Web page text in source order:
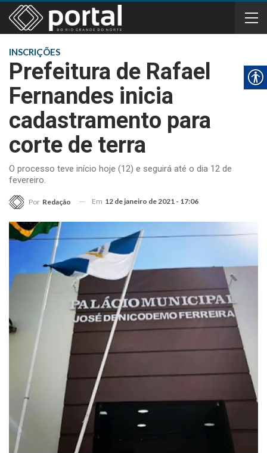
INSCRIÇÕES
Prefeitura de Rafael
Fernandes inicia
cadastramento para
corte de terra
O processo teve início hoje (12) e seguirá até o dia 12 de
fevereiro.
Por Redação Em 12 de janeiro de 2021 - 17:06